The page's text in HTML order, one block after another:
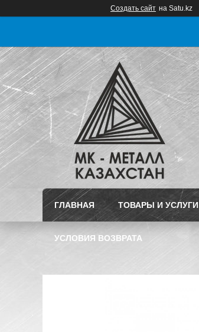
Создать сайт на Satu.kz
ГЛАВНАЯ ТОВАРЫ И УСЛУГИ
УСЛОВИЯ ВОЗВРАТА